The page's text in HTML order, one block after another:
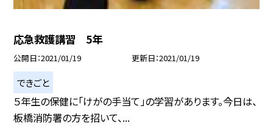
応急救護講習 5年
公開日 2021/01/19 更新日 2021/01/19
できごと
５年生の保健に「けがの手当て」の学習があります。今日は、
板橋消防署の方を招いて、...